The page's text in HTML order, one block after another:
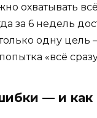
охватывать
за 6 недель
одну цель
«всё
— и как